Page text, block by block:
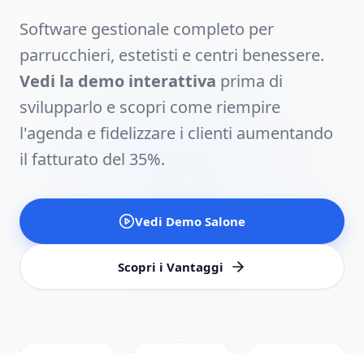
Software gestionale completo per
parrucchieri, estetisti e centri benessere.
Vedi la demo interattiva prima di
svilupparlo e scopri come riempire
l'agenda e fidelizzare i clienti aumentando
il fatturato del 35%.
Vedi Demo Salone
Scopri i Vantaggi